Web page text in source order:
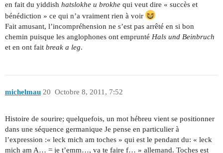
en fait du yiddish hatslokhe u brokhe qui veut dire « succès et
bénédiction » ce qui n’a vraiment rien à voir
Fait amusant, l’incompréhension ne s’est pas arrêté en si bon
chemin puisque les anglophones ont emprunté Hals und Beinbruch
et en ont fait break a leg.
michelmau Octobre 8, 2011, 7:52
20
Histoire de sourire; quelquefois, un mot hébreu vient se positionner
dans une séquence germanique Je pense en particulier à
l’expression :« leck mich am toches » qui est le pendant du: « leck
mich am A… = je t’emm…, va te faire f… » allemand. Toches est